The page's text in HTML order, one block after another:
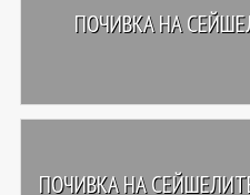
ПОЧИВКА НА
ПОЧИВКА НА СЕЙШЕЛИТЕ